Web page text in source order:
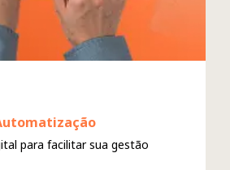
para facilitar sua gestão